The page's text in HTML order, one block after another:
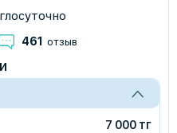
461 отзыв
7 000 тг